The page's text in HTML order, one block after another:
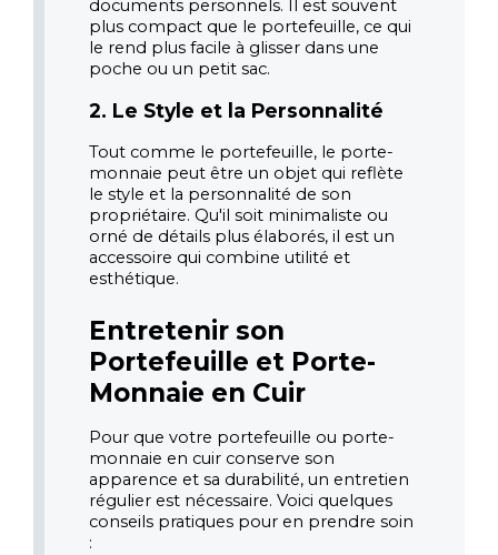
documents personnels. Il est souvent
plus compact que le portefeuille, ce qui
le rend plus facile à glisser dans une
poche ou un petit sac.
2. Le Style et la Personnalité
Tout comme le portefeuille, le porte-
monnaie peut être un objet qui reflète
le style et la personnalité de son
propriétaire. Qu'il soit minimaliste ou
orné de détails plus élaborés, il est un
accessoire qui combine utilité et
esthétique.
Entretenir son
Portefeuille et Porte-
Monnaie en Cuir
Pour que votre portefeuille ou porte-
monnaie en cuir conserve son
apparence et sa durabilité, un entretien
régulier est nécessaire. Voici quelques
conseils pratiques pour en prendre soin
: